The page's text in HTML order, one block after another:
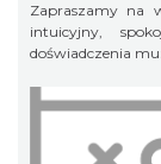
Zapraszamy na
intuicyjny,
doświadczenia